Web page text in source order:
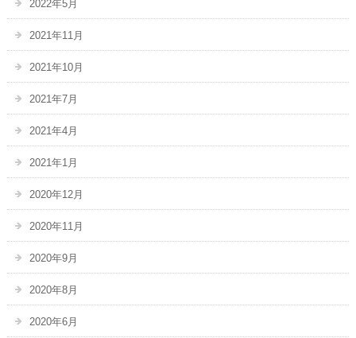
2022年5月
2021年11月
2021年10月
2021年7月
2021年4月
2021年1月
2020年12月
2020年11月
2020年9月
2020年8月
2020年6月